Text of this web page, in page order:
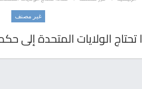
غير مصنف
تحتاج الولايات المتحدة إلى